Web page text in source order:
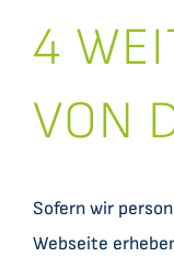
4
VON
Sofern wir
Webseite